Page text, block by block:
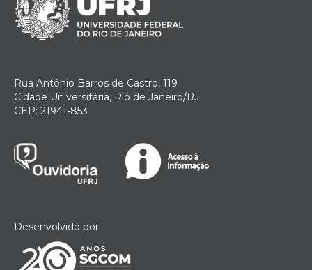
Rua Antônio Barros de Castro, 119
Cidade Universitária, Rio de Janeiro/RJ
CEP: 21941-853
Desenvolvido por